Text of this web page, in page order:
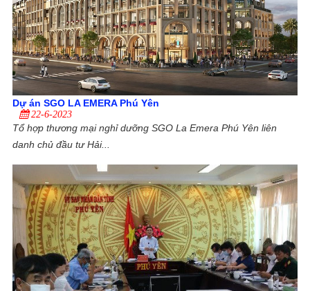
Dự án SGO LA EMERA Phú Yên
22-6-2023
Tổ hợp thương mại nghỉ dưỡng SGO La Emera Phú Yên liên
danh chủ đầu tư Hải...